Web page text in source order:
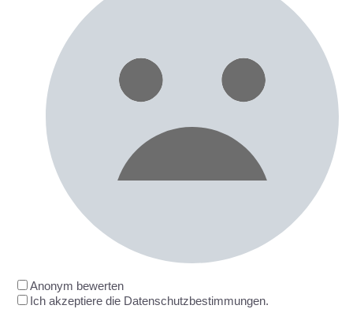
Anonym bewerten
Ich akzeptiere die Datenschutzbestimmungen.